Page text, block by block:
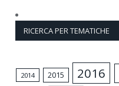
RICERCA PER TEMATICHE
2014 2015 2016